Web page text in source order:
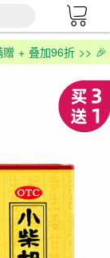
+ 叠加96折 >> 🎉